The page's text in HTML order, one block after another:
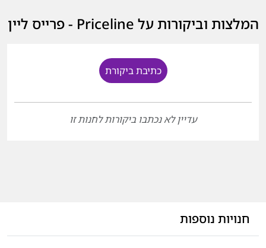
המלצות וביקורות על Priceline - פרייס ליין
כתיבת ביקורת
עדיין לא נכתבו ביקורות לחנות זו
חנויות נוספות